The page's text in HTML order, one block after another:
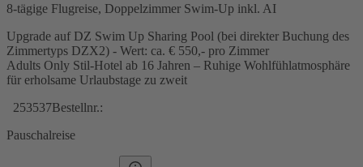
8-tägige Flugreise, Doppelzimmer Swim-Up inkl. AI
Upgrade auf DZ Swim Up Sharing Pool (bei direkter Buchung des
Zimmertyps DZX2) - Wert: ca. € 550,- pro Zimmer
Adults Only Stil-Hotel ab 16 Jahren – Ruhige Wohlfühlatmosphäre
für erholsame Urlaubstage zu zweit
253537Bestellnr.:
Pauschalreise